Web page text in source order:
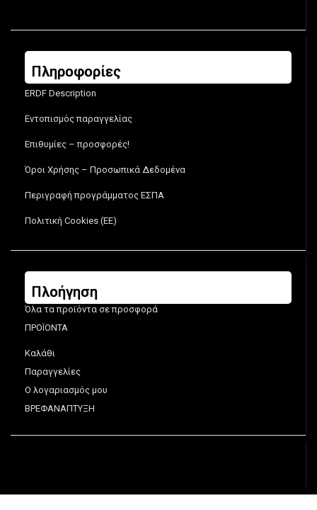
Πληροφορίες
ERDF Description
Εντοπισμός παραγγελίας
Επιθυμίες – προσφορές!
Όροι Χρήσης – Προσωπικά Δεδομένα
Περιγραφή προγράμματος ΕΣΠΑ
Πολιτική Cookies (ΕΕ)
Πλοήγηση
Όλα τα προϊόντα σε προσφορά
ΠΡΟΪΟΝΤΑ
Καλάθι
Παραγγελίες
Ο λογαριασμός μου
ΒΡΕΦΑΝΑΠΤΥΞΗ